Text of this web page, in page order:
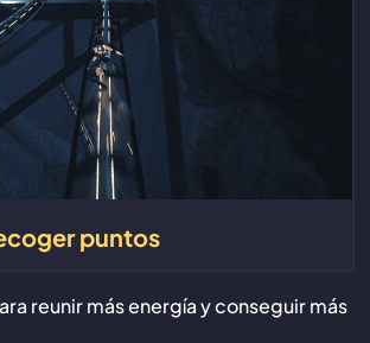
puntos
reunir más energía y conseguir más